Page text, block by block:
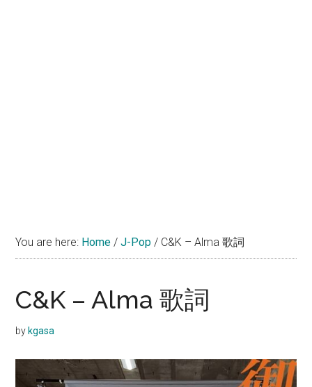
You are here: Home / J-Pop / C&K – Alma 歌詞
C&K – Alma 歌詞
by kgasa